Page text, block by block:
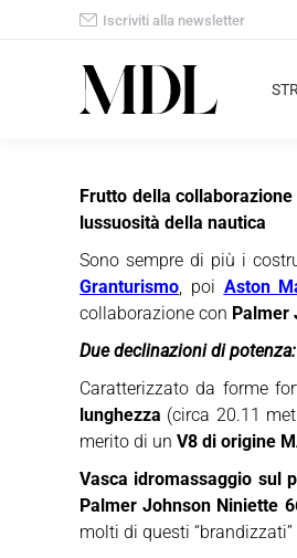
Iscriviti alla newsletter
Frutto della
lussuosità della nautica
Sono sempre di più i
Granturismo, poi Aston
collaborazione con Palmer
Due declinazioni di
Caratterizzato da forme
lunghezza (circa 20.11
merito di un V8 di origine
Vasca idromassaggio sul
Palmer Johnson Niniette
molti di questi “brandizzati”